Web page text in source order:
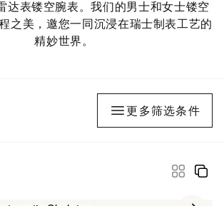
达表镂空腕表。我们的男士和女士镂空
之美，邀您一同沉浸在瑞士制表工艺的
精妙世界。
更多筛选条件